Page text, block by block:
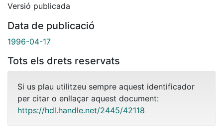
Versió publicada
Data de publicació
1996-04-17
Tots els drets reservats
Si us plau utilitzeu sempre aquest identificador
per citar o enllaçar aquest document:
https://hdl.handle.net/2445/42118